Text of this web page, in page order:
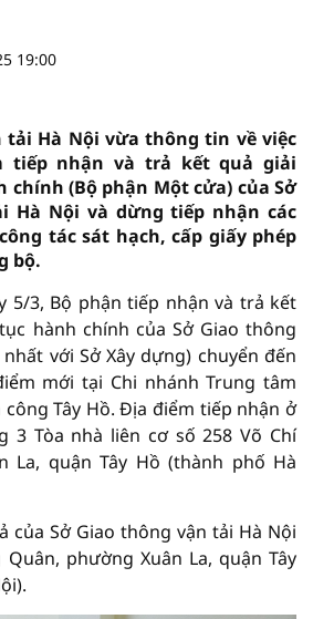
19:00
tải Hà Nội vừa thông tin về việc
tiếp nhận và trả kết quả giải
(Bộ phận Một cửa) của Sở
Hà Nội và dừng tiếp nhận các
tác sát hạch, cấp giấy phép
bộ.
5/3, Bộ phận tiếp nhận và trả kết
hành chính của Sở Giao thông
với Sở Xây dựng) chuyển đến
mới tại Chi nhánh Trung tâm
Tây Hồ. Địa điểm tiếp nhận ở
3 Tòa nhà liên cơ số 258 Võ Chí
La, quận Tây Hồ (thành phố Hà
của Sở Giao thông vận tải Hà Nội
phường Xuân La, quận Tây